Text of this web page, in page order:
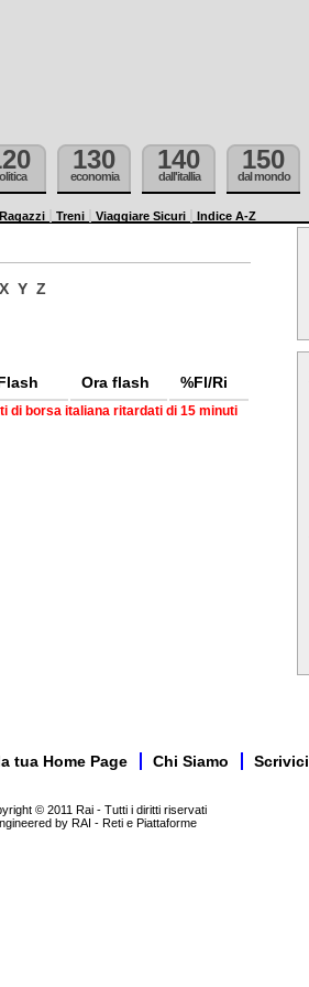
130
economia
140
dall'itallia
150
dal mondo
Ragazzi Treni Viaggiare Sicuri Indice A-Z
X Y Z
Ora flash %Fl/Ri
di borsa italiana ritardati di 15 minuti
tua Home Page Chi Siamo Scrivici
© 2011 Rai - Tutti i diritti riservati
by RAI - Reti e Piattaforme